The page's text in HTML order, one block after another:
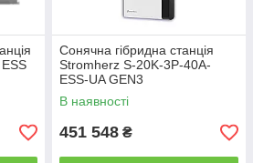
Сонячна гібридна станція
Stromherz S-20K-3Р-40А-
ESS-UA GEN3
В наявності
451 548 ₴